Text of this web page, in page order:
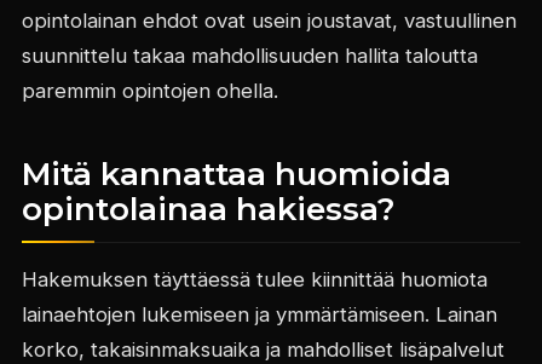
opintolainan ehdot ovat usein joustavat, vastuullinen
suunnittelu takaa mahdollisuuden hallita taloutta
paremmin opintojen ohella.
Mitä kannattaa huomioida
opintolainaa hakiessa?
Hakemuksen täyttäessä tulee kiinnittää huomiota
lainaehtojen lukemiseen ja ymmärtämiseen. Lainan
korko, takaisinmaksuaika ja mahdolliset lisäpalvelut